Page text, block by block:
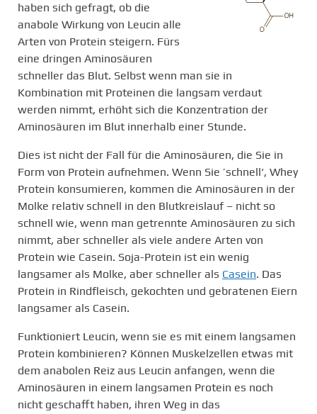
haben sich gefragt, ob die
anabole Wirkung von Leucin alle
Arten von Protein steigern. Fürs
eine dringen Aminosäuren
schneller das Blut. Selbst wenn man sie in
Kombination mit Proteinen die langsam verdaut
werden nimmt, erhöht sich die Konzentration der
Aminosäuren im Blut innerhalb einer Stunde.
Dies ist nicht der Fall für die Aminosäuren, die Sie in
Form von Protein aufnehmen. Wenn Sie ’schnell‘, Whey
Protein konsumieren, kommen die Aminosäuren in der
Molke relativ schnell in den Blutkreislauf – nicht so
schnell wie, wenn man getrennte Aminosäuren zu sich
nimmt, aber schneller als viele andere Arten von
Protein wie Casein. Soja-Protein ist ein wenig
langsamer als Molke, aber schneller als Casein. Das
Protein in Rindfleisch, gekochten und gebratenen Eiern
langsamer als Casein.
Funktioniert Leucin, wenn sie es mit einem langsamen
Protein kombinieren? Können Muskelzellen etwas mit
dem anabolen Reiz aus Leucin anfangen, wenn die
Aminosäuren in einem langsamen Protein es noch
nicht geschafft haben, ihren Weg in das